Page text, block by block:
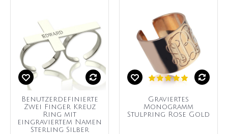
Benutzerdefinierte
Zwei Finger Kreuz
Ring mit
eingraviertem Namen
Sterling Silber
Graviertes
Monogramm
Stulpring Rose Gold